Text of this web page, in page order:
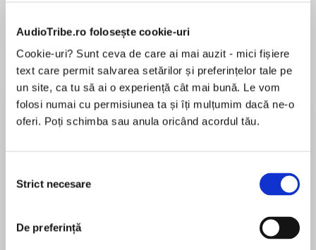
AudioTribe.ro folosește cookie-uri
Cookie-uri? Sunt ceva de care ai mai auzit - mici fișiere
text care permit salvarea setărilor și preferințelor tale pe
un site, ca tu să ai o experiență cât mai bună. Le vom
folosi numai cu permisiunea ta și îți mulțumim dacă ne-o
oferi. Poți schimba sau anula oricând acordul tău.
consimțământului
Strict necesare
De preferință
de...
Dani Francis
la...
Lauren Weisberger
Desprecarte
Paulette Jiles, thebestselling author of the
Stormy Weather, and Enemy Women,pushes
into new territory with Lighthouse Island—
În acest moment nu există recenzii